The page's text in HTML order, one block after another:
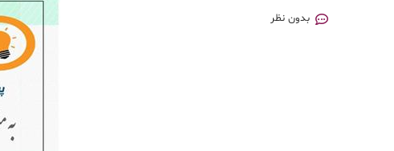
بدون نظر